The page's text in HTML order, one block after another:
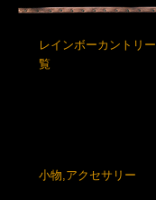
レインボーカントリ
覧
小物,アクセサリー